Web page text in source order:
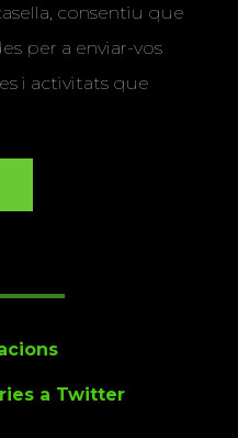
consentiu que
per a enviar-vos
i activitats que
a Twitter